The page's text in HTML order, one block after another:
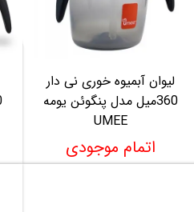
لیوان آبمیوه خوری نی دار
360میل مدل پنگوئن یومه
UMEE
اتمام موجودی